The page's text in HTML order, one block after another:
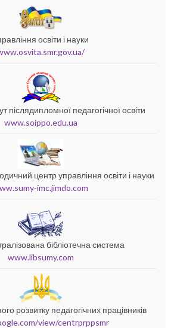
освіти і науки
післядипломної педагогічної освіти
www.soippo.edu.ua
центр управління освіти і науки
imc.jimdo.com
бібліотечна система
www.libsumy.com
розвитку педагогічних працівників
view/centrprppsmr